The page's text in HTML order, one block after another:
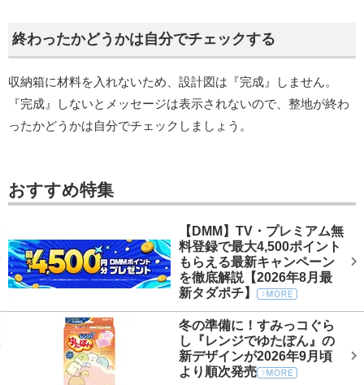
終わったかどうかは自分でチェックする
収納箱に材料を入れないため、設計図は『完成』しません。
『完成』しないとメッセージは表示されないので、整地が終わ
ったかどうかは自分でチェックしましょう。
おすすめ特集
【DMM】TV・プレミアム無
料登録で最大4,500ポイント
もらえる最新キャンペーン
を徹底解説【2026年8月最
新タダポチ】
冬の準備に！すみっコぐら
し『レンジでゆたぽん』の
新デザインが2026年9月頃
より順次発売